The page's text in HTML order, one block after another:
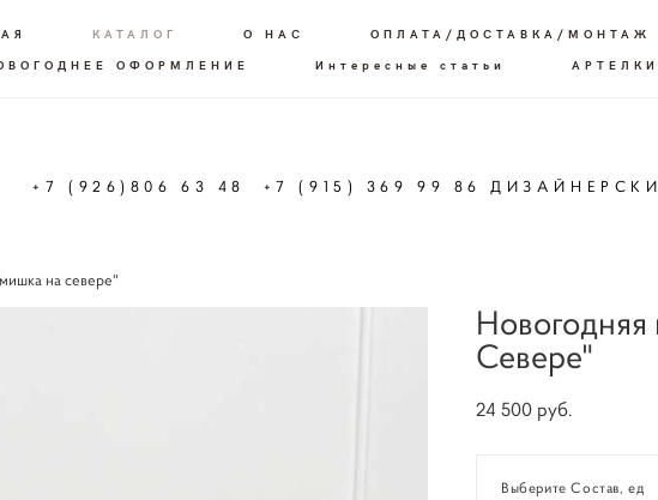
КАТАЛОГ О НАС
ОПЛАТА/ДОСТАВКА/МОНТАЖ
ОФОРМЛЕНИЕ
Интересные статьи
+7 (926)806 63 48 +7 (915) 369 99 86
на севере"
Севере"
24 500 pуб.
Выберите Состав, ед